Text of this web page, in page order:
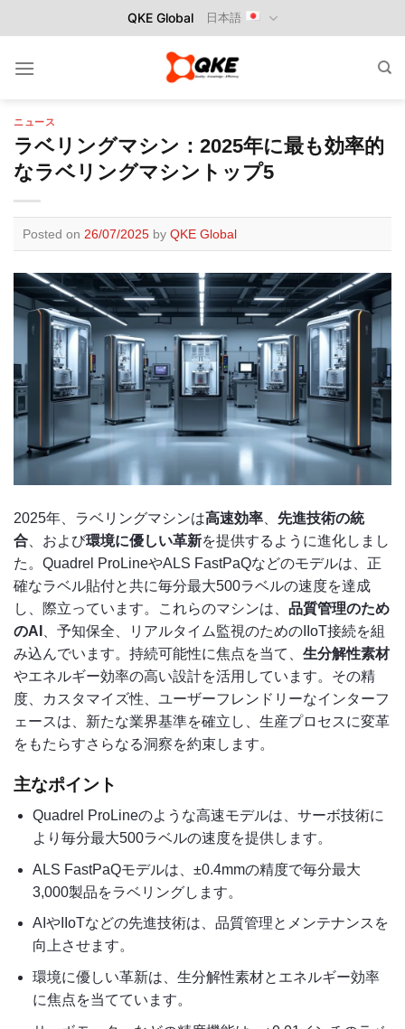
to
QKE Global 日本語
ニュース
ラベリングマシン：2025年に最も効率的
なラベリングマシントップ5
Posted on 26/07/2025 by QKE Global
2025年、ラベリングマシンは高速効率
先進技術の統
合 、および環境に優しい革新を提供するように進化しまし
た。Quadrel ProLineやALS FastPaQなどのモデルは、正
確なラベル貼付と共に毎分最大500ラベルの速度を達成
し、際立っています。これらのマシンは、 品質管理のため
のAI
、予知保全、リアルタイム監視のためのIIoT接続を組
み込んでいます。持続可能性に焦点を当て、 生分解性素材
やエネルギー効率の高い設計を活用しています。その精
度、カスタマイズ性、ユーザーフレンドリーなインターフ
ェースは、新たな業界基準を確立し、生産プロセスに変革
をもたらすさらなる洞察を約束します。
主なポイント
Quadrel ProLineのような高速モデルは、サーボ技術に
より毎分最大500ラベルの速度を提供します。
ALS FastPaQモデルは、±0.4mmの精度で毎分最大
3,000製品をラベリングします。
AIやIIoTなどの先進技術は、品質管理とメンテナンスを
向上させます。
環境に優しい革新は、生分解性素材とエネルギー効率
に焦点を当てています。